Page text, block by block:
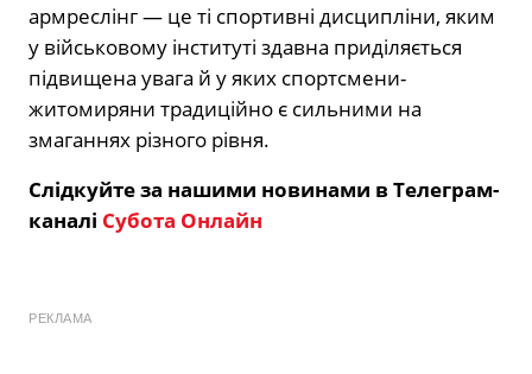
армреслінг — це ті спортивні дисципліни, яким
у військовому інституті здавна приділяється
підвищена увага й у яких спортсмени-
житомиряни традиційно є сильними на
змаганнях різного рівня.
Слідкуйте за нашими новинами в Телеграм-
каналі Субота Онлайн
РЕКЛАМА